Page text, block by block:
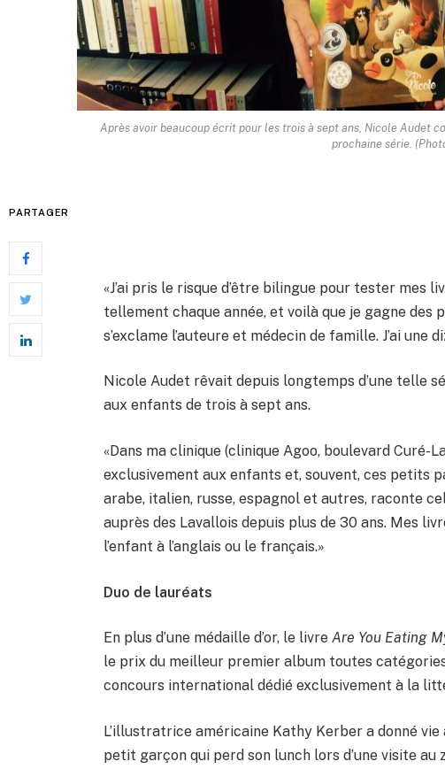
Après avoir beaucoup écrit pour les trois à sept ans, Nicole Audet
prochaine série.
PARTAGER
«J’ai pris le risque d’être bilingue pour tester mes
tellement chaque année, et voilà que je gagne des
s’exclame l’auteure et médecin de famille. J’ai une
Nicole Audet rêvait depuis longtemps d’une telle
aux enfants de trois à sept ans.
«Dans ma clinique (clinique Agoo, boulevard Curé-
exclusivement aux enfants et, souvent, ces petits
arabe, italien, russe, espagnol et autres, raconte
auprès des Lavallois depuis plus de 30 ans. Mes
l’enfant à l’anglais ou le français.»
Duo de lauréats
En plus d’une médaille d’or, le livreAre You Eating
le prix du meilleur premier album toutes
concours international dédié exclusivement à la
L’illustratrice américaine Kathy Kerber a donné
petit garçon qui perd son lunch lors d’une visite